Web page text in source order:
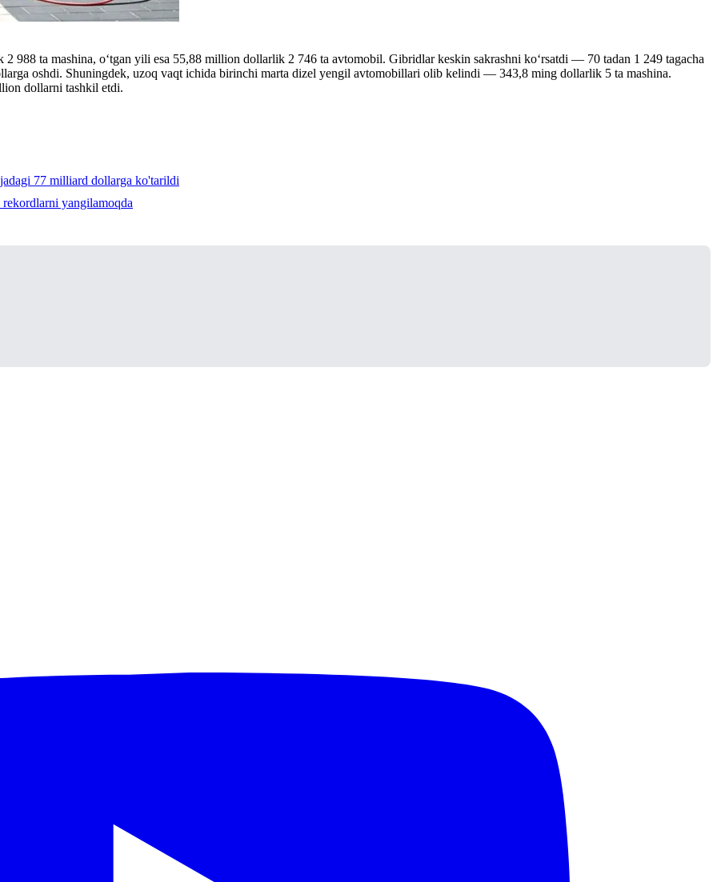
988 ta mashina, o‘tgan yili esa 55,88 million dollarlik 2 746 ta avtomobil. Gibridlar keskin sakrashni ko‘rsatdi — 70 tadan 1 249 tagacha
oshdi. Shuningdek, uzoq vaqt ichida birinchi marta dizel yengil avtomobillari olib kelindi — 343,8 ming dollarlik 5 ta mashina.
dollarni tashkil etdi.
77 milliard dollarga ko'tarildi
yangilamoqda